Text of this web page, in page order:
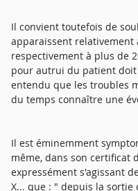
Il convient toutefois de
apparaissent
respectivement à plus de
pour autrui du patient
entendu que les troubles
du temps connaître une
Il est éminemment
même, dans son certificat
expressément s'agissant
X... que : " depuis la